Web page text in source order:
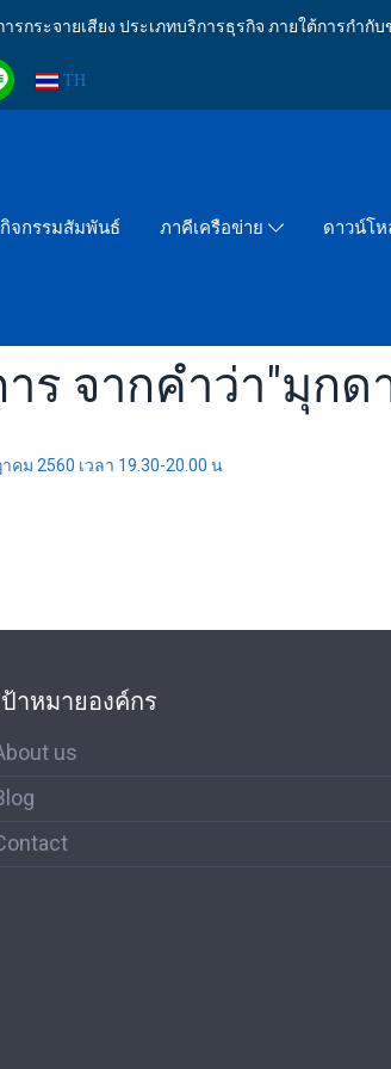
กระจายเสียง ประเภทบริการธุรกิจ ภายใต้การก
TH
กิจกรรมสัมพันธ์ ภาคีเครือข่าย ดาวน์โ
ร จากคำว่า"มุก
คม 2560 เวลา 19.30-20.00 น
ป้าหมายองค์กร
us